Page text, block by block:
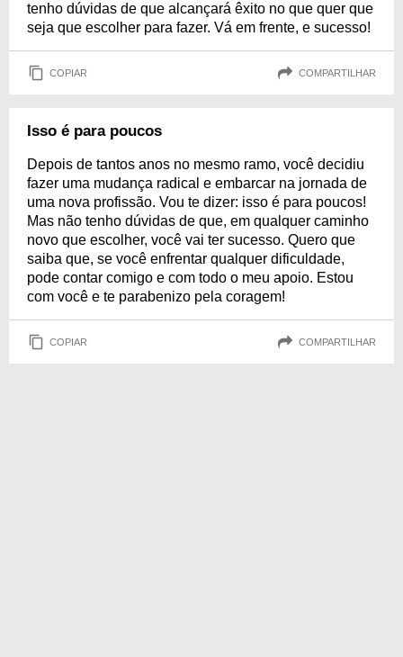
tenho dúvidas de que alcançará êxito no que quer que
seja que escolher para fazer. Vá em frente, e sucesso!
COPIAR COMPARTILHAR
Isso é para poucos
Depois de tantos anos no mesmo ramo, você decidiu
fazer uma mudança radical e embarcar na jornada de
uma nova profissão. Vou te dizer: isso é para poucos!
Mas não tenho dúvidas de que, em qualquer caminho
novo que escolher, você vai ter sucesso. Quero que
saiba que, se você enfrentar qualquer dificuldade,
pode contar comigo e com todo o meu apoio. Estou
com você e te parabenizo pela coragem!
COPIAR COMPARTILHAR